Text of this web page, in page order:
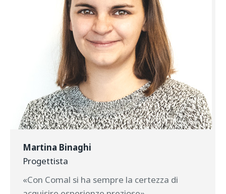
Martina Binaghi
Progettista
«Con Comal si ha sempre la certezza di